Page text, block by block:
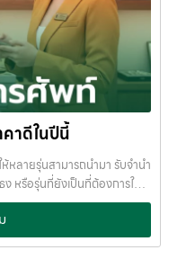
าดีในปีนี้
ลายรุ่นสามารถนำมา รับจำนำ
ง หรือรุ่นที่ยังเป็นที่ต้องการใน
นำมือถือ ถือเป็นทางเลือกที่
ามนี้ JumnumPlus ขอพาไปดู
ดีในปีนี้ iPhone รุ่นที่รับจำนำได้